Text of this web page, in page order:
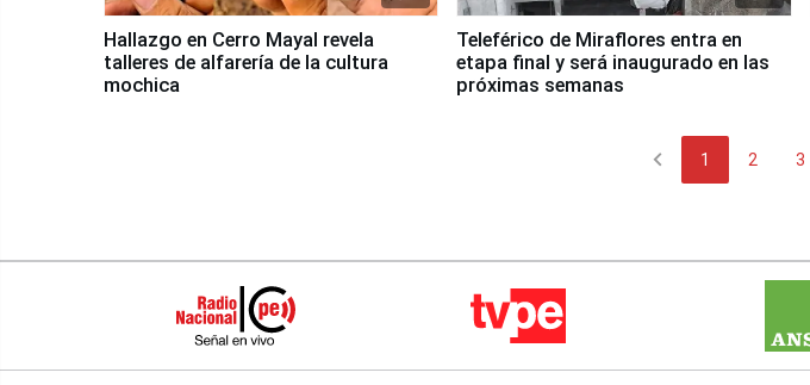
Hallazgo en Cerro Mayal revela
talleres de alfarería de la cultura
mochica
Teleférico de Miraflores entra en
etapa final y será inaugurado en las
próximas semanas
chevron_left 1 2 3